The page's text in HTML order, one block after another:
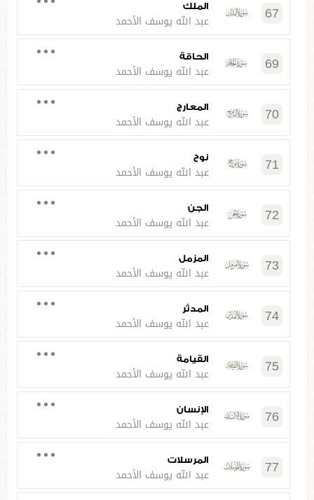
67 الملك
عبد الله يوسف الأحمد
69 الحاقة
عبد الله يوسف الأحمد
70 المعارج
عبد الله يوسف الأحمد
71 نوح
عبد الله يوسف الأحمد
72 الجن
عبد الله يوسف الأحمد
73 المزمل
عبد الله يوسف الأحمد
74 المدثر
عبد الله يوسف الأحمد
75 القيامة
عبد الله يوسف الأحمد
76 الإنسان
عبد الله يوسف الأحمد
77 المرسلات
عبد الله يوسف الأحمد